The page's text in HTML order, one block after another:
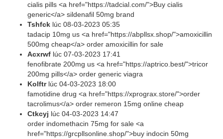
cialis pills <a href="https://tadcial.com/">Buy cialis
generic</a> sildenafil 50mg brand
Tshfck lúc 08-03-2023 05:35
tadacip 10mg us <a href="https://abpllsx.shop/">amoxicillin
500mg cheap</a> order amoxicillin for sale
Acxrwf lúc 07-03-2023 17:41
fenofibrate 200mg us <a href="https://aptrico.best/">tricor
200mg pills</a> order generic viagra
Kolftrlúc 04-03-2023 18:00
famotidine drug <a href="https://xprograx.store/">order
tacrolimus</a> order remeron 15mg online cheap
Ctkcyj lúc 04-03-2023 14:47
order indomethacin 75mg for sale <a
href="https://grcpllsonline.shop/">buy indocin 50mg